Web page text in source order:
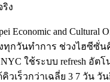
ริง
Economic and Cultural
ทุกวันทำการ ช่วงไฮซีซั่น
ใช้ระบบ refresh อัต
วเร็วกว่าเฉลี่ย 3 7 วัน วั